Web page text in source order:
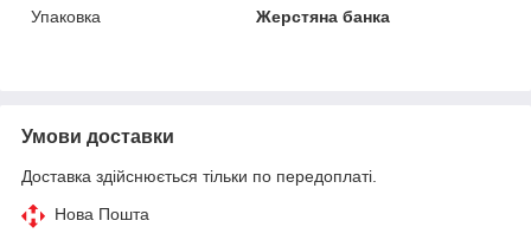
Упаковка
Жерстяна банка
Умови доставки
Доставка здійснюється тільки по передоплаті.
Нова Пошта